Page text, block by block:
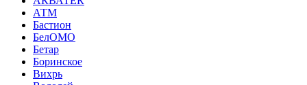
АТМ
Бастион
БелОМО
Бетар
Боринское
Вихрь